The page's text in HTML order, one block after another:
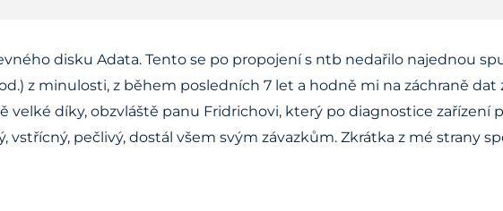
disku Adata. Tento se po propojení s ntb nedařilo najednou
z minulosti, z během posledních 7 let a hodně mi na záchraně dat
velké díky, obzvláště panu Fridrichovi, který po diagnostice
vstřícný, pečlivý, dostál všem svým závazkům. Zkrátka z mé strany